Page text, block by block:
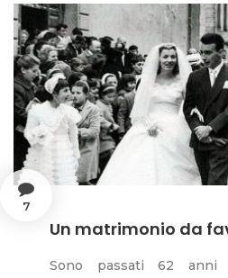
7
Un matrimonio da
Sono passati 62 anni